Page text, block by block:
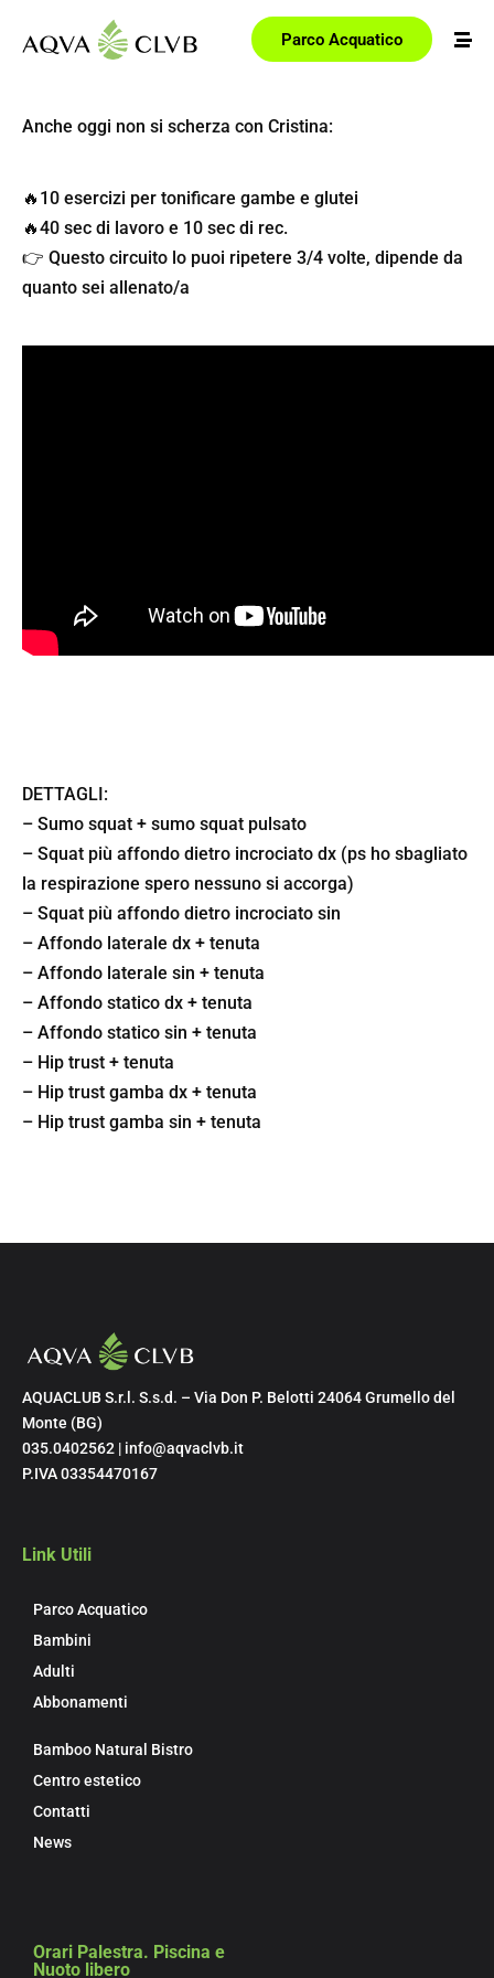
Parco Acquatico
Anche oggi non si scherza con Cristina:
🔥 10 esercizi per tonificare gambe e glutei
🔥40 sec di lavoro e 10 sec di rec.
👉 Questo circuito lo puoi ripetere 3/4 volte, dipende da
quanto sei allenato/a
DETTAGLI:
– Sumo squat + sumo squat pulsato
– Squat più affondo dietro incrociato dx (ps ho sbagliato
la respirazione spero nessuno si accorga)
– Squat più affondo dietro incrociato sin
– Affondo laterale dx + tenuta
– Affondo laterale sin + tenuta
– Affondo statico dx + tenuta
– Affondo statico sin + tenuta
– Hip trust + tenuta
– Hip trust gamba dx + tenuta
– Hip trust gamba sin + tenuta
AQUACLUB S.r.l. S.s.d. – Via Don P. Belotti 24064 Grumello del
Monte (BG)
035.0402562 | info@aqvaclvb.it
P.IVA 03354470167
Link Utili
Parco Acquatico
Bambini
Adulti
Abbonamenti
Bamboo Natural Bistro
Centro estetico
Contatti
News
Orari Palestra. Piscina e
Nuoto libero